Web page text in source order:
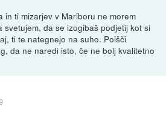
in ti mizarjev v Mariboru ne morem
svetujem, da se izogibaš podjetij kot si
ti te nategnejo na suho. Poišči
da ne naredi isto, če ne bolj kvalitetno